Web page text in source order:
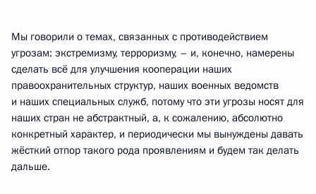
Мы говорили о темах, связанных с противодействием
угрозам: экстремизму, терроризму, – и, конечно, намерены
сделать всё для улучшения кооперации наших
правоохранительных структур, наших военных ведомств
и наших специальных служб, потому что эти угрозы носят для
наших стран не абстрактный, а, к сожалению, абсолютно
конкретный характер, и периодически мы вынуждены давать
жёсткий отпор такого рода проявлениям и будем так делать
дальше.